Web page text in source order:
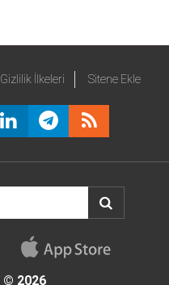
Gizlilik İlkeleri Sitene Ekle
© 2026